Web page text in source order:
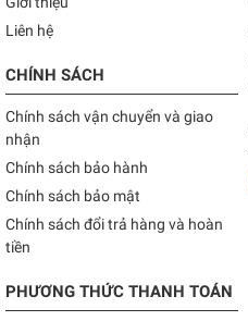
Liên hệ
CHÍNH SÁCH
Chính sách vận chuyển và giao
nhận
Chính sách bảo hành
Chính sách bảo mật
Chính sách đổi trả hàng và hoàn
tiền
PHƯƠNG THỨC THANH TOÁN